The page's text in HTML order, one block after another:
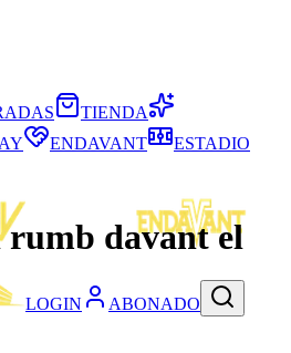
LOGIN ABONADO
TIENDA
ENDAVANT ESTADIO
davant el